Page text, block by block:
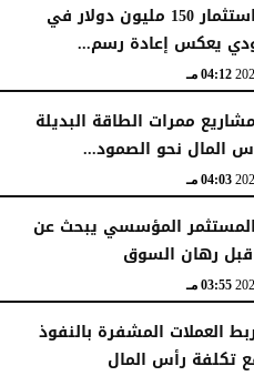
سامر شقير: استثمار 150 مليون دولار في
يعكس إعادة رسم...
04:12 مـ
ممرات الطاقة البديلة
المال نحو الصمود...
04:03 مـ
المؤسسي يبحث عن
قبل رهان السوق
03:55 مـ
العملات المشفرة بالنفوذ
تكلفة رأس المال